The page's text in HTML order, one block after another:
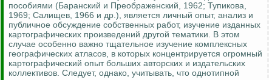
пособиями (Баранский и Преображенский, 1962; Тупикова,
1969; Салищев, 1966 и др.), является личный опыт, анализ и
публичное обсуждение собственных работ, изучение изданных
картографических произведений другой тематики. В этом
случае особенно важно тщательное изучение комплексных
географических атласов, в которых концентрируется огромный
картографический опыт больших авторских и издательских
коллективов. Следует, однако, учитывать, что однотипной